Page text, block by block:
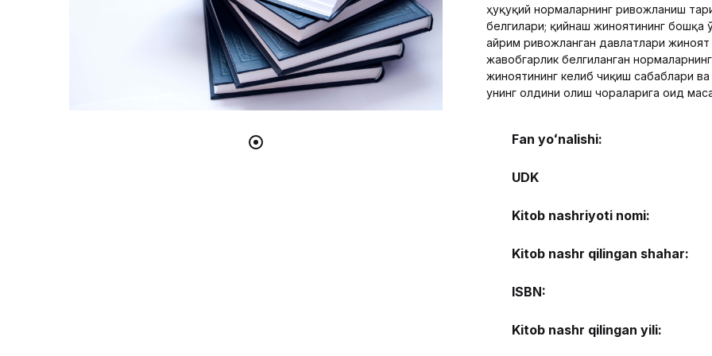
ҳуқуқий нормаларнинг ривожланиш
белгилари; қийнаш жиноятининг
айрим ривожланган давлатлари
жавобгарлик белгиланган
жиноятининг келиб чиқиш сабаблари
унинг олдини олиш чораларига оид
Fan yoʻnalishi:
UDK
Kitob nashriyoti nomi:
Kitob nashr qilingan shahar:
ISBN:
Kitob nashr qilingan yili: